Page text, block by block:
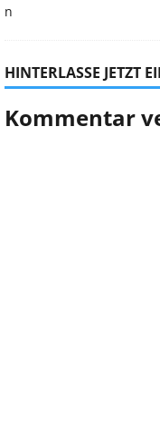
HINTERLASSE JETZT
Kommentar